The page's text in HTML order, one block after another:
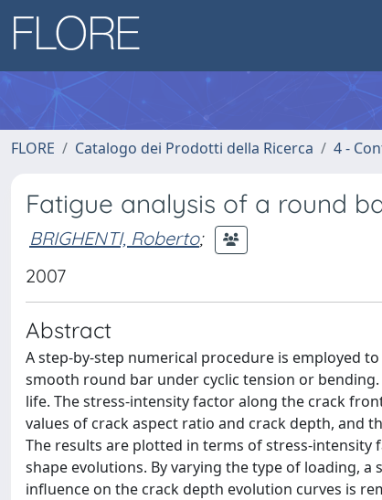
FLORE Catalogo dei Prodotti della Ricerca 4 -
Fatigue analysis of a round
BRIGHENTI, Roberto;
2007
Abstract
A step-by-step numerical procedure is employed
smooth round bar under cyclic tension or
life. The stress-intensity factor along the crack
values of crack aspect ratio and crack depth, and
The results are plotted in terms of stress-
shape evolutions. By varying the type of loading,
influence on the crack depth evolution curves is